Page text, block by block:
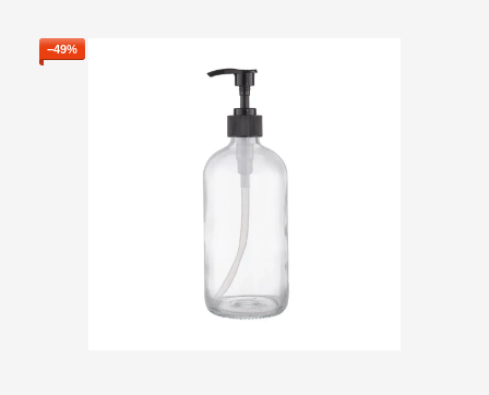
−49%